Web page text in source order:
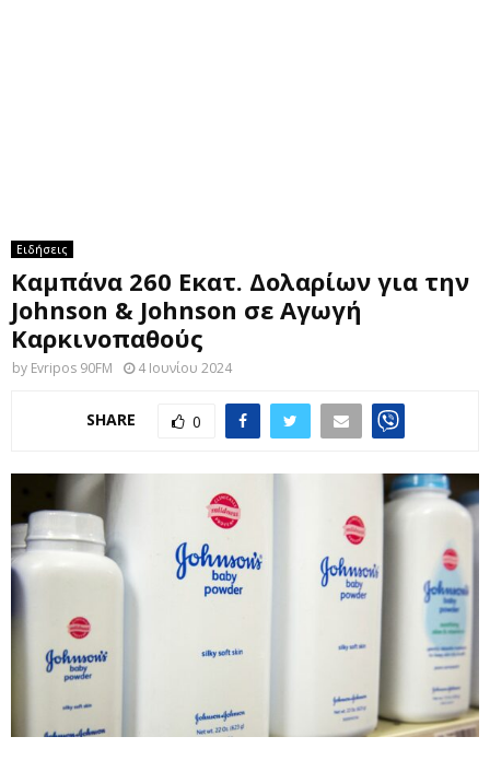
Ειδήσεις
Καμπάνα 260 Εκατ. Δολαρίων για την
Johnson & Johnson σε Αγωγή
Καρκινοπαθούς
by Evripos 90FM 4 Ιουνίου 2024
SHARE 0